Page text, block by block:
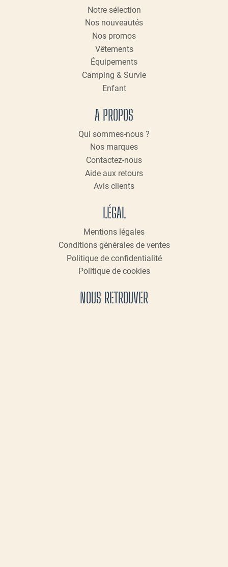
Notre sélection
Nos nouveautés
Nos promos
Vêtements
Équipements
Camping & Survie
Enfant
A PROPOS
Qui sommes-nous ?
Nos marques
Contactez-nous
Aide aux retours
Avis clients
LÉGAL
Mentions légales
Conditions générales de ventes
Politique de confidentialité
Politique de cookies
NOUS RETROUVER